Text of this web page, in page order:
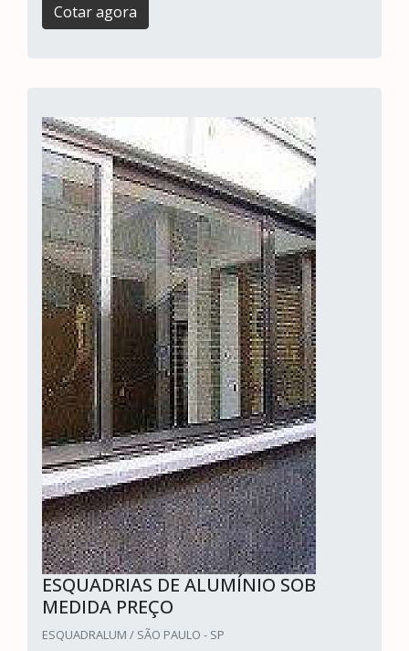
Cotar agora
ESQUADRIAS DE ALUMÍNIO SOB
MEDIDA PREÇO
ESQUADRALUM / SÃO PAULO - SP